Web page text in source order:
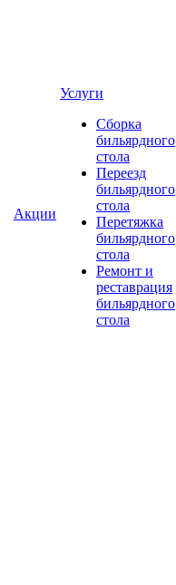
Акции
Услуги
Сборка
бильярдного
стола
Переезд
бильярдного
стола
Перетяжка
бильярдного
стола
Ремонт и
реставрация
бильярдного
стола